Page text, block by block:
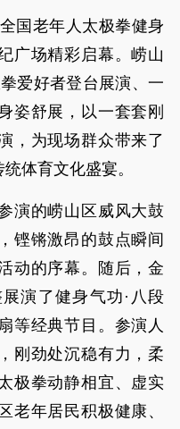
国老年人太极拳健身
广场精彩启幕。崂山
爱好者登台展演、一
姿舒展，以一套套刚
，为现场群众带来了
体育文化盛宴。
演的崂山区威风大鼓
铿锵激昂的鼓点瞬间
动的序幕。随后，金
演了健身气功·八段
等经典节目。参演人
刚劲处沉稳有力，柔
极拳动静相宜、虚实
老年居民积极健康、